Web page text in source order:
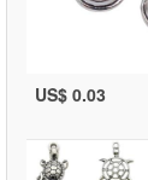
US$ 0.03